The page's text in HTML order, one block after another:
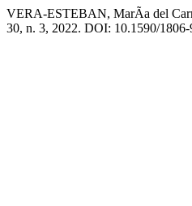
VERA-ESTEBAN, MarÃ­a del
30, n. 3, 2022. DOI: 10.1590/